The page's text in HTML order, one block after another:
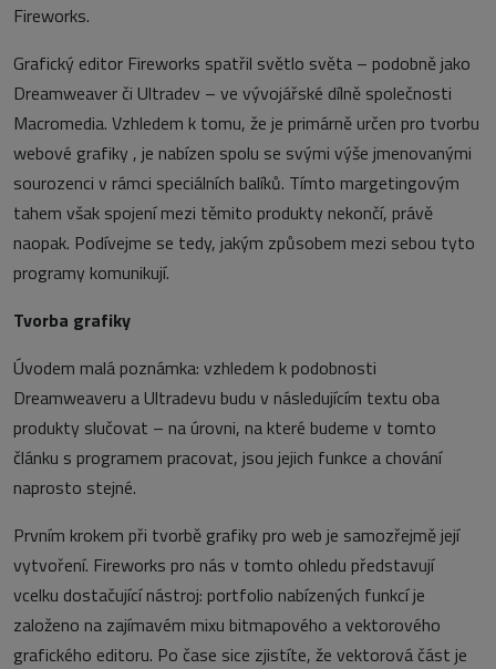
Fireworks.
Grafický editor Fireworks spatřil světlo světa – podobně jako
Dreamweaver či Ultradev – ve vývojářské dílně společnosti
Macromedia. Vzhledem k tomu, že je primárně určen pro tvorbu
webové grafiky , je nabízen spolu se svými výše jmenovanými
sourozenci v rámci speciálních balíků. Tímto margetingovým
tahem však spojení mezi těmito produkty nekončí, právě
naopak. Podívejme se tedy, jakým způsobem mezi sebou tyto
programy komunikují.
Tvorba grafiky
Úvodem malá poznámka: vzhledem k podobnosti
Dreamweaveru a Ultradevu budu v následujícím textu oba
produkty slučovat – na úrovni, na které budeme v tomto
článku s programem pracovat, jsou jejich funkce a chování
naprosto stejné.
Prvním krokem při tvorbě grafiky pro web je samozřejmě její
vytvoření. Fireworks pro nás v tomto ohledu představují
vcelku dostačující nástroj: portfolio nabízených funkcí je
založeno na zajímavém mixu bitmapového a vektorového
grafického editoru. Po čase sice zjistíte, že vektorová část je